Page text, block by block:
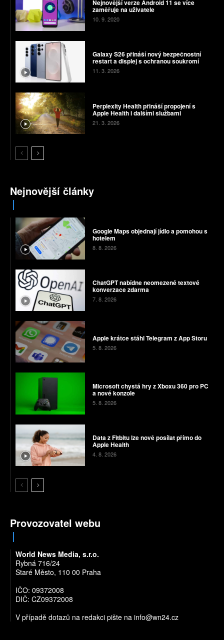
Nejnovější verze Android 11 se více
zaměřuje na uživatele
10. 9. 2020
Galaxy S26 přináší nový bezpečnostní
restart a displej s ochranou soukromí
11. 3. 2026
Perplexity Health přináší propojení s
Apple Health i dalšími službami
21. 3. 2026
Nejnovější články
Google Maps objednají jídlo a pomohou s
hotelem
8. 8. 2026
ChatGPT nabídne neomezené textové
konverzace zdarma
7. 8. 2026
Apple krátce stáhl Telegram z App Storu
5. 8. 2026
Microsoft chystá hry z Xboxu 360 pro PC
a nové konzole
5. 8. 2026
Data z Fitbitu lze nově posílat přímo do
Apple Health
4. 8. 2026
Provozovatel webu
World News Media, s.r.o.
Rybná 716/24
Staré Město, 110 00 Praha
IČO: 09372008
DIČ: CZ09372008
V případě dotazů na redakci pište na info@wn24.cz